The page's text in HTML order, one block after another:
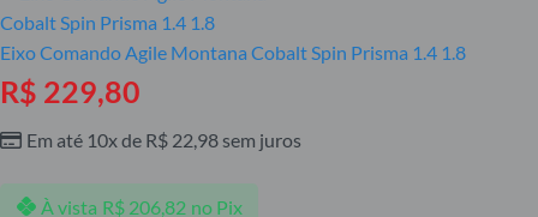
Eixo Comando Agile Montana Cobalt Spin Prisma 1.4 1.8
R$ 229,80
Em até 10x de R$ 22,98 sem juros
À vista R$206,82 no Pix